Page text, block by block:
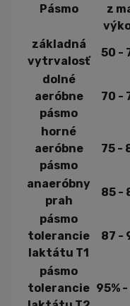
Pásmo
z
základná
vytrvalosť
50 -
dolné
aeróbne
pásmo
70 -
horné
aeróbne
pásmo
75 -
anaeróbny
prah
85 -
pásmo
tolerancie
laktátu T1
87 -
pásmo
tolerancie 95%